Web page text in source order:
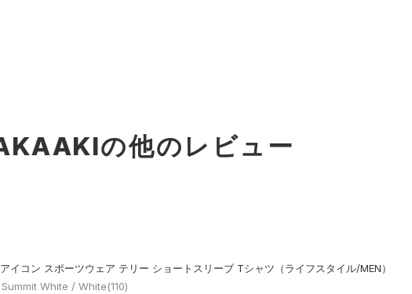
の他のレビュー
イコン スポーツウェア テリー ショートスリーブ Tシャツ（ライフスタイル/MEN）
White / White(110)